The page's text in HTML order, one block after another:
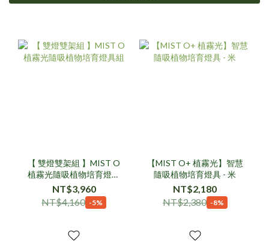
【 雙燈雙架組 】MIST O
植霧光隨吸植物培育燈具
組
NT$3,960
NT$4,160 -5%
【MIST O+ 植霧光】智慧
隨吸植物培育燈具 - 米
NT$2,180
NT$2,380 -8%